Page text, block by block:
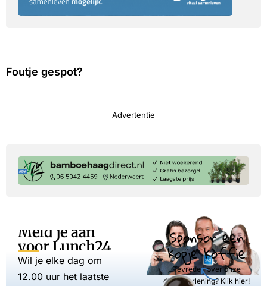
Foutje gespot?
Advertentie
Meld je aan
voor Lunch24
Wil je elke dag om
12.00 uur het laatste
Sponsor een
kopje koffie
Tevreden over onze
dienstverlening? Klik hier!